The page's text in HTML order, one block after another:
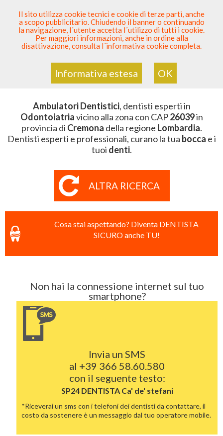
SEI DENTISTA? PARTECIPA
Sei QuiElenco Dentista Sicuro > Odontoiatria>
Ambulatori Dentistici>Lombardia>Cremona >CAP
26039
ZONA CON CAP 26039
Ambulatori Dentistici, dentisti esperti in
Odontoiatriavicino alla zona con CAP26039in
provincia di Cremona della regione Lombardia.
Dentisti esperti e professionali, curano la tua bocca e i
tuoi denti.
ALTRA RICERCA
Cosa stai aspettando? Diventa DENTISTA
SICURO anche TU!
Non hai la connessione internet sul tuo
smartphone?
Invia un SMS
al +39 366 58.60.580
con il seguente testo:
SP24 DENTISTA Ca' de' stefani
*Riceverai un sms con i telefoni dei dentisti da contattare, il
costo da sostenere è un messaggio dal tuo operatore mobile.
Il sito utilizza cookie tecnici e cookie di terze parti, anche
a scopo pubblicitario. Chiudendo il banner o continuando
la navigazione, l´utente accetta l´utilizzo di tutti i cookie.
Per maggiori informazioni, anche in ordine alla
disattivazione, consulta l´informativa cookie completa.
Informativa estesa OK